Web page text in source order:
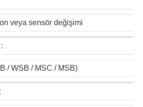
veya sensör değişimi
/ WSB / MSC / MSB)